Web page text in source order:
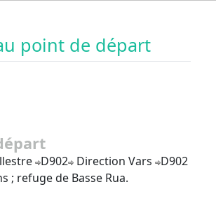
point de départ
D902 Direction Vars
D902
; refuge de Basse Rua.